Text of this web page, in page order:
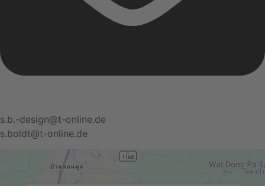
s.b.-design@t-online.de
s.boldt@t-online.de